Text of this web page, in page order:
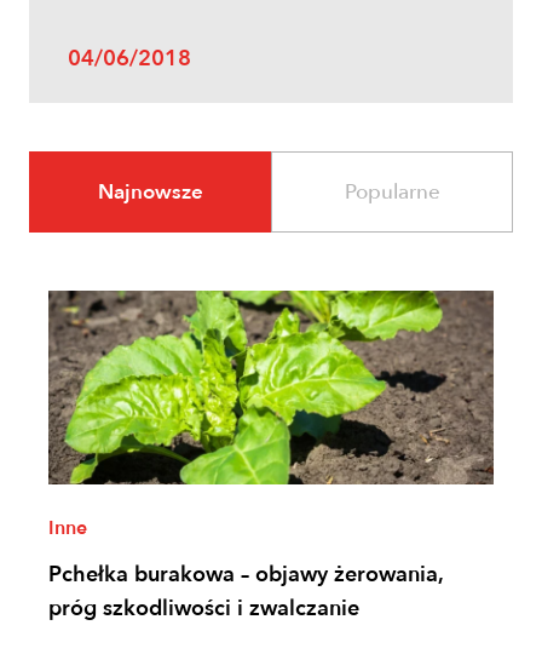
04/06/2018
Najnowsze Popularne
Inne
Pchełka burakowa – objawy żerowania,
próg szkodliwości i zwalczanie